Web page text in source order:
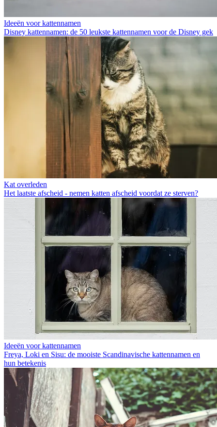
Ideeën voor kattennamen
Disney kattennamen: de 50 leukste kattennamen voor de Disney gek
Kat overleden
Het laatste afscheid - nemen katten afscheid voordat ze sterven?
Ideeën voor kattennamen
Freya, Loki en Sisu: de mooiste Scandinavische kattennamen en
hun betekenis